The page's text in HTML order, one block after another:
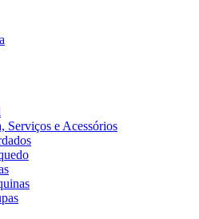
Serviços e Acessórios